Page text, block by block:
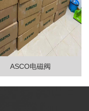
ASCO电磁阀